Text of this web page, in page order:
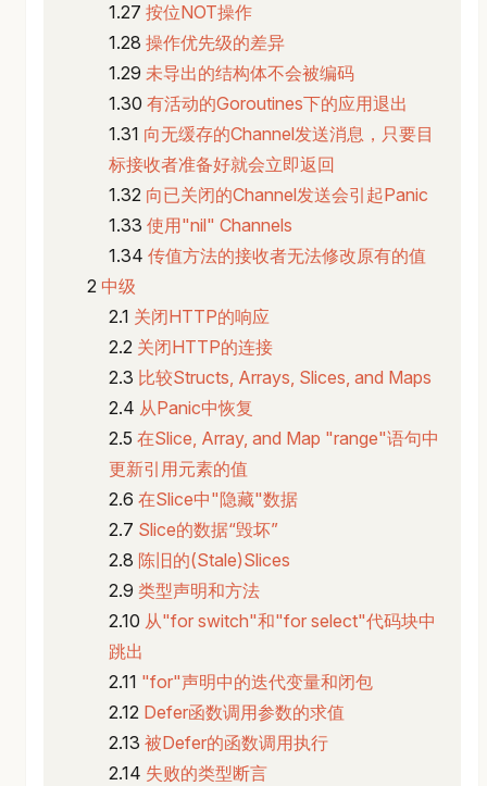
按位NOT操作
操作优先级的差异
未导出的结构体不会被编码
有活动的Goroutines下的应用退出
向无缓存的Channel发送消息，只要目
标接收者准备好就会立即返回
向已关闭的Channel发送会引起Panic
使用"nil" Channels
传值方法的接收者无法修改原有的值
中级
关闭HTTP的响应
关闭HTTP的连接
比较Structs, Arrays, Slices, and Maps
从Panic中恢复
在Slice, Array, and Map "range"语句中
更新引用元素的值
在Slice中"隐藏"数据
Slice的数据“毁坏”
陈旧的(Stale)Slices
类型声明和方法
从"for switch"和"for select"代码块中
跳出
"for"声明中的迭代变量和闭包
Defer函数调用参数的求值
被Defer的函数调用执行
失败的类型断言